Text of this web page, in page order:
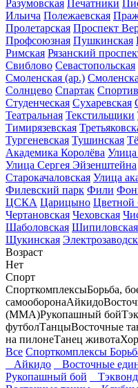
Разумовская Печатники
Ильича Полежаевская
Пролетарская Проспект
Профсоюзная Пушкинская
Римская Рязанский
Свиблово Севастопольская
Смоленская (ар.)
Солнцево Спартак
Студенческая Сухаревская
Театральная Текстильщики
Тимирязевская
Тургеневская Тушинская
Академика Королёва Улица
Улица Сергея Эйзенштейна
Старокачаловская Улица
Филевский парк Фили
ЦСКА Царицыно Цветной
Чертановская Чеховская
Шаболовская Шипиловская
Щукинская
Возраст
Нет
Спорт
СпорткомплексыБорьба,
самооборонаАйкидо
(ММА)Рукопашный бой
футболТанцыВосточные
на пилонеТанец живота
Все Спорткомплексы
Айкидо
Восточные
Рукопашный бой